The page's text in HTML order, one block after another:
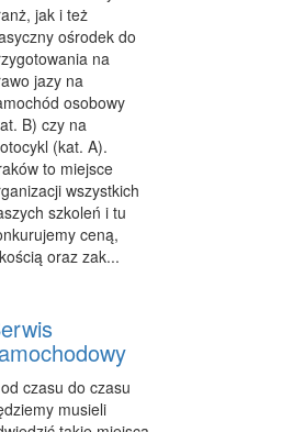
CATERING
PORADY PRAWNE
PORZĄDKOWANIE
OPIEKA
USŁUGI
jak i też
ośrodek do
na
jazy na
osobowy
B) czy na
(kat. A).
to miejsce
wszystkich
szkoleń i tu
ceną,
oraz zak...
czasu do czasu
musieli